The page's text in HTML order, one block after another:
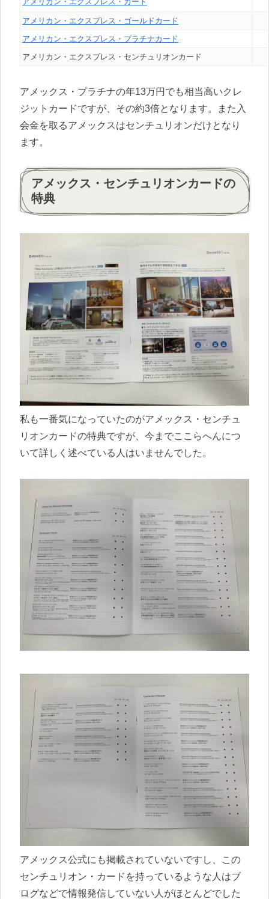
アメリカン・エクスプレス・ゴールドカード
アメリカン・エクスプレス・プラチナカード
アメリカン・エクスプレス・センチュリオンカード
アメックス・プラチナの年13万円でも相当高いクレ
ジットカードですが、その約3倍となります。また入
会金を取るアメックスはセンチュリオンだけとなり
ます。
アメックス・センチュリオンカードの
特典
私も一番気になっていたのがアメックス・センチュ
リオンカードの特典ですが、今までここらへんにつ
いて詳しく述べている人はいませんでした。
アメックス公式にも掲載されていないですし、この
センチュリオン・カードを持っているような人はブ
ログなどで情報発信していない人がほとんどでした